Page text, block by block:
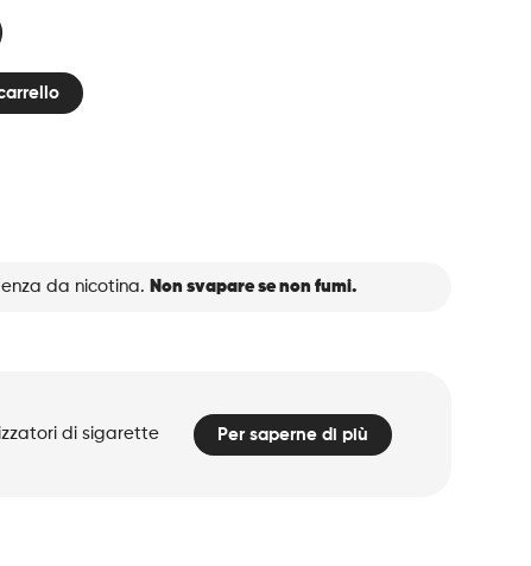
da nicotina. Non svapare se non fumi.
di sigarette
Per saperne di più